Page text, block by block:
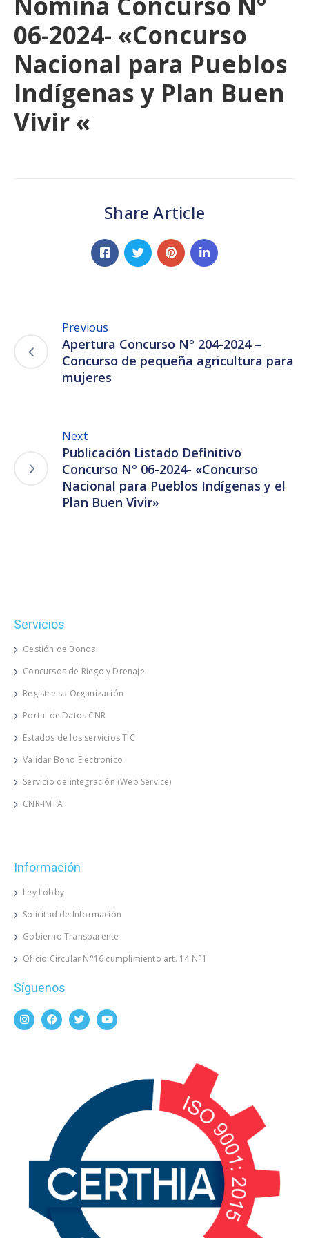
06-2024- «Concurso
Nacional para Pueblos
Indígenas y Plan Buen
Vivir «
Share Article
Previous
Apertura Concurso N° 204-2024 –
Concurso de pequeña agricultura para
mujeres
Next
Publicación Listado Definitivo
Concurso N° 06-2024- «Concurso
Nacional para Pueblos Indígenas y el
Plan Buen Vivir»
Servicios
Gestión de Bonos
Concursos de Riego y Drenaje
Registre su Organización
Portal de Datos CNR
Estados de los servicios TIC
Validar Bono Electronico
Servicio de integración (Web Service)
CNR-IMTA
Información
Ley Lobby
Solicitud de Información
Gobierno Transparente
Oficio Circular N°16 cumplimiento art. 14 N°1
Síguenos